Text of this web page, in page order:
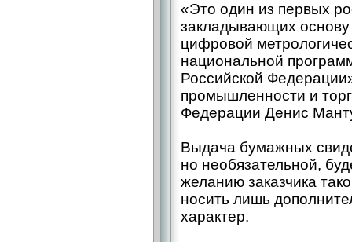
«Это один из первых
закладывающих основу
цифровой
национальной
Российской
промышленности и
Федерации Денис
Выдача бумажных
но необязательной,
желанию заказчика
носить лишь
характер.